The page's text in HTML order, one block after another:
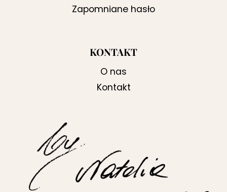
Zapomniane hasło
KONTAKT
O nas
Kontakt